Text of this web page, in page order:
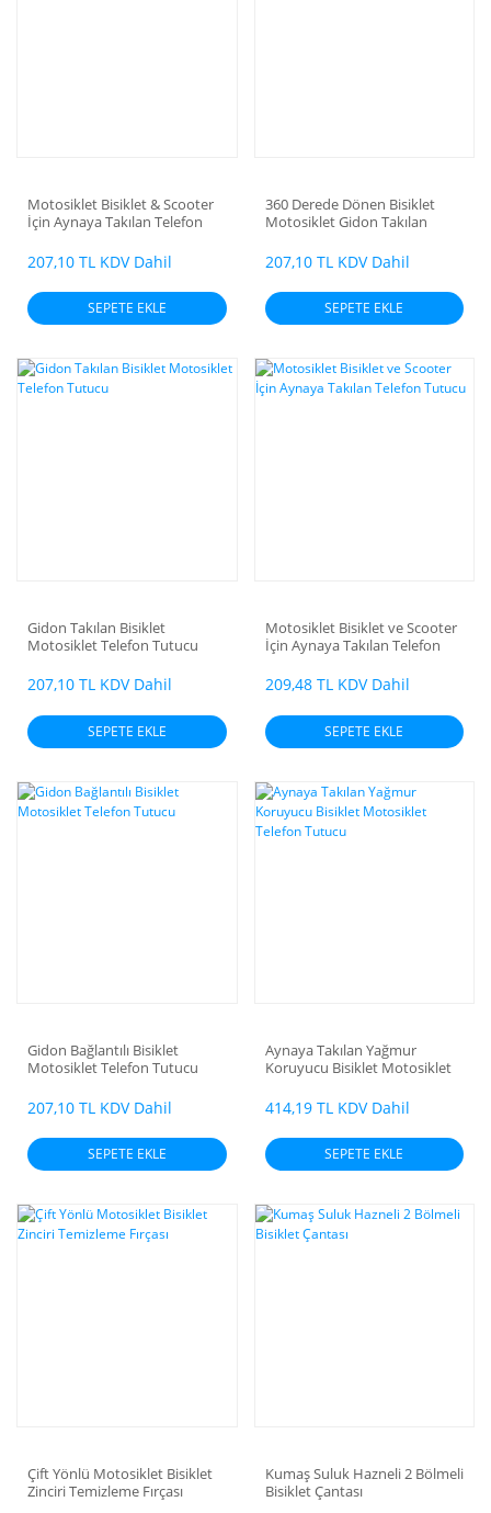
Motosiklet Bisiklet & Scooter
İçin Aynaya Takılan Telefon
207,10 TL KDV Dahil
SEPETE EKLE
360 Derede Dönen Bisiklet
Motosiklet Gidon Takılan
207,10 TL KDV Dahil
SEPETE EKLE
Gidon Takılan Bisiklet
Motosiklet Telefon Tutucu
207,10 TL KDV Dahil
SEPETE EKLE
Motosiklet Bisiklet ve Scooter
İçin Aynaya Takılan Telefon
209,48 TL KDV Dahil
SEPETE EKLE
Gidon Bağlantılı Bisiklet
Motosiklet Telefon Tutucu
207,10 TL KDV Dahil
SEPETE EKLE
Aynaya Takılan Yağmur
Koruyucu Bisiklet Motosiklet
414,19 TL KDV Dahil
SEPETE EKLE
Çift Yönlü Motosiklet Bisiklet
Zinciri Temizleme Fırçası
Kumaş Suluk Hazneli 2 Bölmeli
Bisiklet Çantası